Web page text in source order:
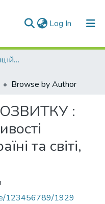
Log In (current)
Матеріали конференцій та семінарів
Browse by Author
:
та світі,
123456789/1929